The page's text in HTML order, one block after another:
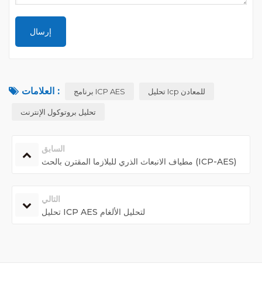
العلامات : برنامج ICP AES تحليل Icp للمعادن
تحليل بروتوكول الإنترنت
السابق
مطياف الانبعاث الذري للبلازما المقترن بالحث (ICP-AES)
التالي
تحليل ICP AES لتحليل الألغام